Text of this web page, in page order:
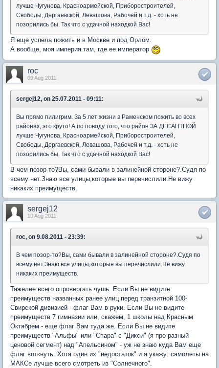
лучше Чугунова, Красноармейской, Приборостроителей,
Свободы, Дергаевской, Левашова, Рабочей и т.д. - хоть не
позорились бы. Так что с удачной находкой Вас!
Я еще успела пожить и в Москве и под Орлом.
А вообще, моя империя там, где ее император
roc
09 Aug 2011
sergej12, on 25.07.2011 - 09:11:
Вы прямо пилигрим. За 5 лет жизни в Раменском пожить во всех
районах, это круто! А по поводу того, что район ЗА ДЕСАНТНОЙ
лучше Чугунова, Красноармейской, Приборостроителей,
Свободы, Дергаевской, Левашова, Рабочей и т.д. - хоть не
позорились бы. Так что с удачной находкой Вас!
В чем позор-то?Вы, сами бывали в залинейной стороне?.Судя по
всему нет.Знаю все улицы,которые вы перечислили.Не вижу
никаких преимуществ.
sergej12
10 Aug 2011
roc, on 9.08.2011 - 23:39:
В чем позор-то?Вы, сами бывали в залинейной стороне?.Судя по
всему нет.Знаю все улицы,которые вы перечислили.Не вижу
никаких преимуществ.
Тяжелее всего опровергать чушь. Если Вы не видите
преимуществ названных ранее улиц перед транзитной 100-
Свирской дивизией - флаг Вам в руки. Если Вы не видите
преимуществ 7 гимназии или, скажем, 1 школы над Красным
Октябрем - еще флаг Вам туда же. Если Вы не видите
преимуществ "Альфы" или "Спара" с "Дикси" (я про разный
ценовой сегмент) над "Апельсином" - уж не знаю куда Вам еще
флаг воткнуть. Хотя один их "недостаток" и я укажу: самолеты на
МАКСе лучше всего смотреть из "Солнечного".